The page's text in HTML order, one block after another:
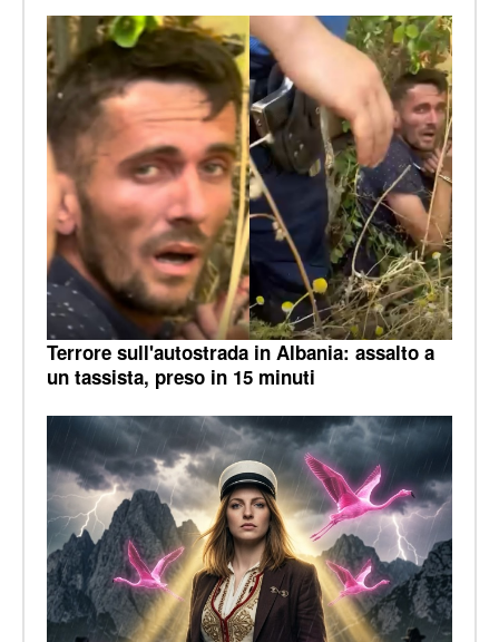
Terrore sull'autostrada in Albania: assalto a
un tassista, preso in 15 minuti